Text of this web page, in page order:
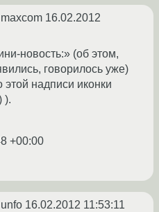
16.02.2012
новость:» (об этом,
говорилось уже)
этой надписи иконки
).
+00:00
16.02.2012 11:53:11